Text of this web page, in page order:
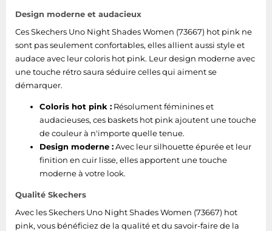
Design moderne et audacieux
Ces Skechers Uno Night Shades Women (73667) hot pink ne
sont pas seulement confortables, elles allient aussi style et
audace avec leur coloris hot pink. Leur design moderne avec
une touche rétro saura séduire celles qui aiment se
démarquer.
Coloris hot pink : Résolument féminines et
audacieuses, ces baskets hot pink ajoutent une touche
de couleur à n'importe quelle tenue.
Design moderne :Avec leur silhouette épurée et leur
finition en cuir lisse, elles apportent une touche
moderne à votre look.
Qualité Skechers
Avec les Skechers Uno Night Shades Women (73667) hot
pink, vous bénéficiez de la qualité et du savoir-faire de la